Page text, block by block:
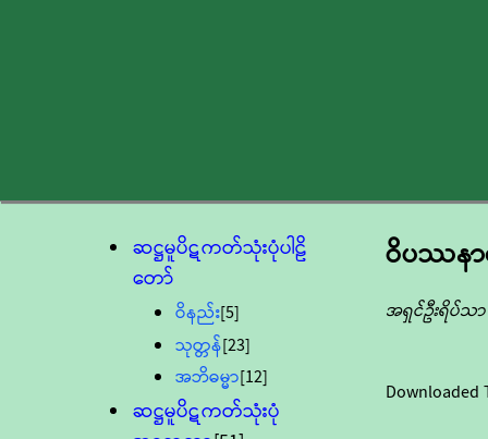
ဆဋ္ဌမူပိဋကတ်သုံးပုံပါဠိ
တော်
ဝိနည်း[5]
သုတ္တန်[23]
အဘိဓမ္မာ[12]
ဆဋ္ဌမူပိဋကတ်သုံးပုံ
ဝိပဿနာ
အရှင်ဦးရိပ်သာ
Downloaded